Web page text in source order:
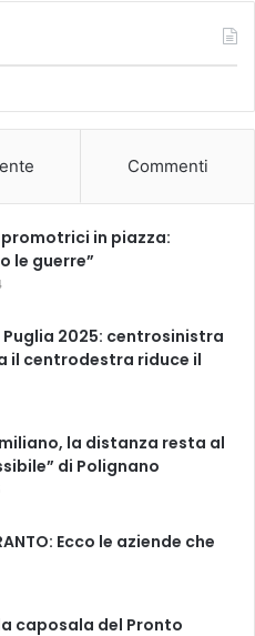
u
Commenti
in piazza:
le guerre”
2025: centrosinistra
il centrodestra riduce il
la distanza resta al
di Polignano
Ecco le aziende che
caposala del Pronto